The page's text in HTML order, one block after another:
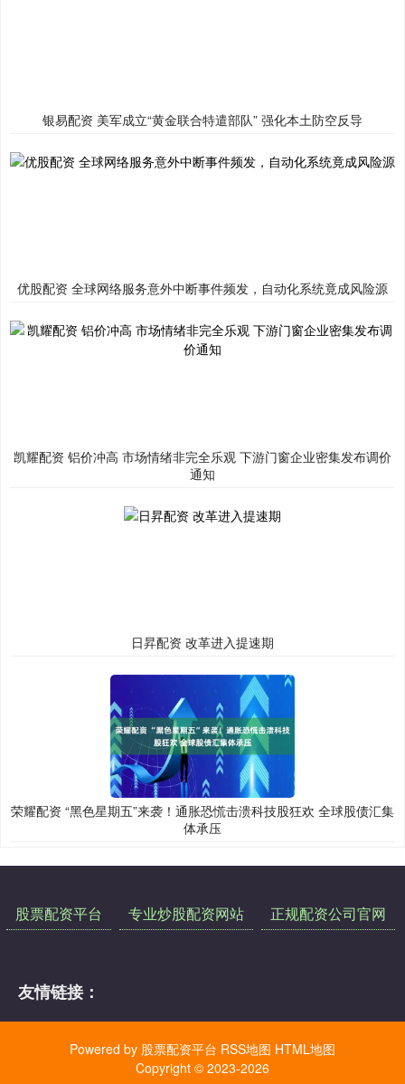
银易配资 美军成立“黄金联合特遣部队” 强化本土防空反导
优股配资 全球网络服务意外中断事件频发，自动化系统竟成风险源
凯耀配资 铝价冲高 市场情绪非完全乐观 下游门窗企业密集发布调价
通知
日昇配资 改革进入提速期
荣耀配资 “黑色星期五”来袭！通胀恐慌击溃科技股狂欢 全球股债汇集
体承压
股票配资平台 专业炒股配资网站 正规配资公司官网
友情链接：
Powered by 股票配资平台 RSS地图 HTML地图
Copyright © 2023-2026